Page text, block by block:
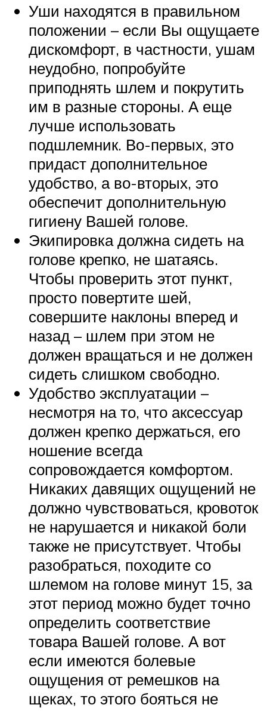
Уши находятся в правильном
положении – если Вы ощущаете
дискомфорт, в частности, ушам
неудобно, попробуйте
приподнять шлем и покрутить
им в разные стороны. А еще
лучше использовать
подшлемник. Во-первых, это
придаст дополнительное
удобство, а во-вторых, это
обеспечит дополнительную
гигиену Вашей голове.
Экипировка должна сидеть на
голове крепко, не шатаясь.
Чтобы проверить этот пункт,
просто повертите шей,
совершите наклоны вперед и
назад – шлем при этом не
должен вращаться и не должен
сидеть слишком свободно.
Удобство эксплуатации –
несмотря на то, что аксессуар
должен крепко держаться, его
ношение всегда
сопровождается комфортом.
Никаких давящих ощущений не
должно чувствоваться, кровоток
не нарушается и никакой боли
также не присутствует. Чтобы
разобраться, походите со
шлемом на голове минут 15, за
этот период можно будет точно
определить соответствие
товара Вашей голове. А вот
если имеются болевые
ощущения от ремешков на
щеках, то этого бояться не